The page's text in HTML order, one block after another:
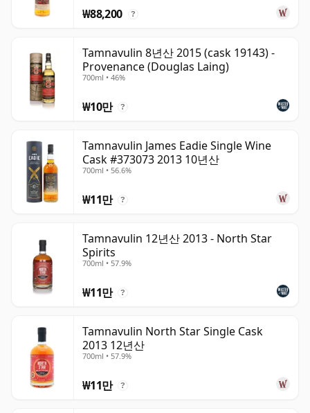
₩88,200 ?
Tamnavulin 8년산 2015 (cask 19143) -
Provenance (Douglas Laing)
700ml • 46%
₩10만 ?
Tamnavulin James Eadie Single Wine
Cask #373073 2013 10년산
700ml • 56.6%
₩11만 ?
Tamnavulin 12년산 2013 - North Star
Spirits
700ml • 57.9%
₩11만 ?
Tamnavulin North Star Single Cask
2013 12년산
700ml • 57.9%
₩11만 ?